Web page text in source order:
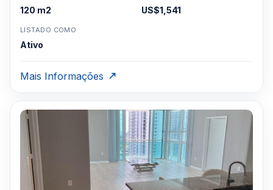
120 m2 US$1,541
LISTADO COMO
Ativo
Mais Informações